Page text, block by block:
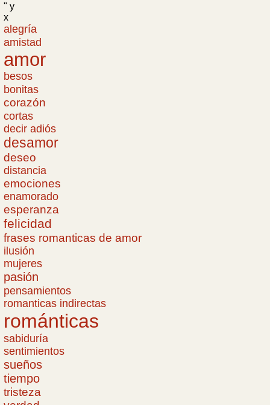
" y
x
alegría
amistad
amor
besos
bonitas
corazón
cortas
decir adiós
desamor
deseo
distancia
emociones
enamorado
esperanza
felicidad
frases romanticas de amor
ilusión
mujeres
pasión
pensamientos
romanticas indirectas
románticas
sabiduría
sentimientos
sueños
tiempo
tristeza